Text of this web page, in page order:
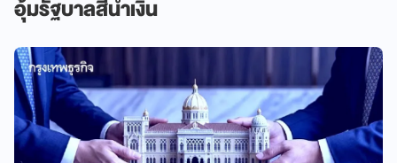
อุ้มรัฐบาลสีน้ำเงิน